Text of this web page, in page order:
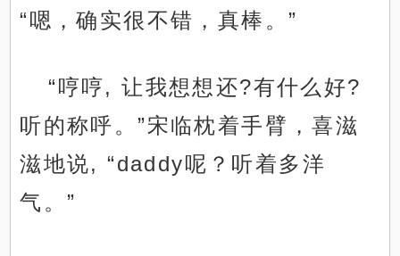
“嗯，确实很不错，真棒。”
“哼哼, 让我想想还?有什么好?
听的称呼。”宋临枕着手臂，喜滋
滋地说, “daddy呢？听着多洋
气。”